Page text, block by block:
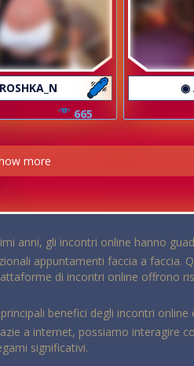
665
◉
more
anni, gli incontri online hanno
appuntamenti faccia a faccia.
di incontri online offrono
benefici degli incontri
a internet, possiamo interagire
significativi.